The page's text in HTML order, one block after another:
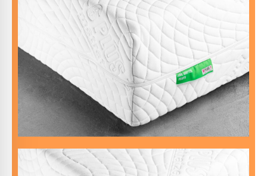
DIE MITTELFESTE
Du suchst eine Matratze, die sich deinem Körper
anpasst, ohne zu weich zu sein.
Keine Lieblings-Schlafposition? Macht nix – der Komfort
bleibt unverändert.
Ein stabiler Gegendruck gibt deinem Rücken Halt.